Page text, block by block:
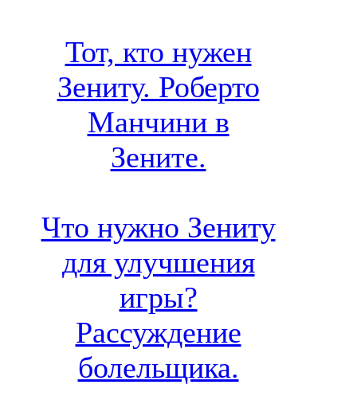
Тот, кто нужен
Зениту. Роберто
Манчини в
Зените.
Что нужно Зениту
для улучшения
игры?
Рассуждение
болельщика.